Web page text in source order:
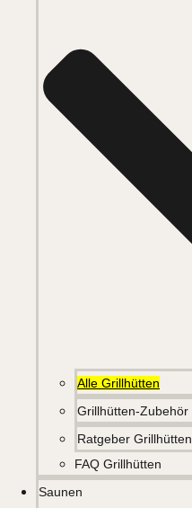
Alle Grillhütten
Grillhütten-Zubehör
Ratgeber Grillhütten
FAQ Grillhütten
Saunen